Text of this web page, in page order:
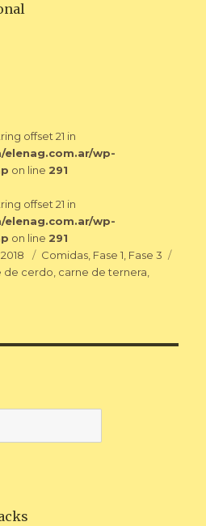
offset 21 in
wp-
on line 291
offset 21 in
wp-
on line 291
Categorías
Comidas, Fase 1, Fase 3
de cerdo, carne de ternera,